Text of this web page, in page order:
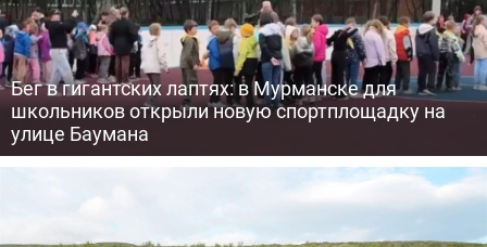
Бег в гигантских лаптях: в Мурманске для
школьников открыли новую спортплощадку на
улице Баумана